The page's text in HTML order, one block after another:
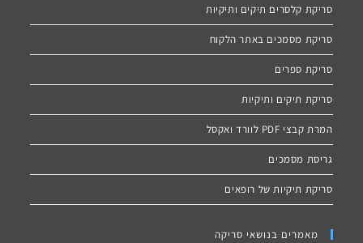
סריקת קלסרים תיקים ותיקיות
סריקת מסמכים באתר הלקוח
סריקת ספרים
סריקת תיקים ותיקיות
המרת קבצי PDF לוורד ואקסל
גריסת מסמכים
סריקת תיקיות של רופאים
מאמרים בנושאי סריקה